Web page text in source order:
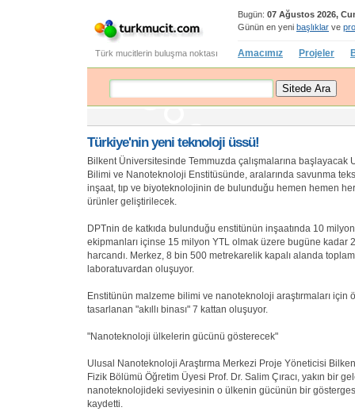
Bugün: 07 Ağustos 2026,
Günün en yeni başlıklar ve
Türk mucitlerin buluşma noktası Amacımız Projeler
Türkiye'nin yeni teknoloji üssü!
Bilkent Üniversitesinde Temmuzda çalışmalarına başlayacak
Bilimi ve Nanoteknoloji Enstitüsünde, aralarında savunma
inşaat, tıp ve biyoteknolojinin de bulunduğu hemen hemen
ürünler geliştirilecek.
DPTnin de katkıda bulunduğu enstitünün inşaatında 10
ekipmanları içinse 15 milyon YTL olmak üzere bugüne kadar
harcandı. Merkez, 8 bin 500 metrekarelik kapalı alanda
laboratuvardan oluşuyor.
Enstitünün malzeme bilimi ve nanoteknoloji araştırmaları için
tasarlanan "akıllı binası" 7 kattan oluşuyor.
"Nanoteknoloji ülkelerin gücünü gösterecek"
Ulusal Nanoteknoloji Araştırma Merkezi Proje Yöneticisi
Fizik Bölümü Öğretim Üyesi Prof. Dr. Salim Çıracı, yakın bir
nanoteknolojideki seviyesinin o ülkenin gücünün bir
kaydetti.